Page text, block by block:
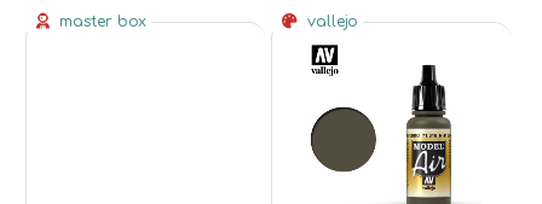
master box vallejo